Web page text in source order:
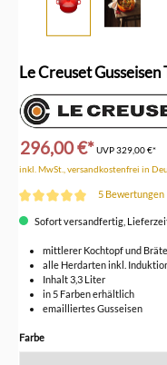
Le Creuset
296,00 €*UVP329,00 €*
inkl. MwSt., versandkostenfrei in
5 Bewertungen
Sofort versandfertig,
mittlerer Kochtopf und
alle Herdarten inkl.
Inhalt 3,3 Liter
in 5 Farben erhältlich
emailliertes Gusseisen
Farbeauswählen